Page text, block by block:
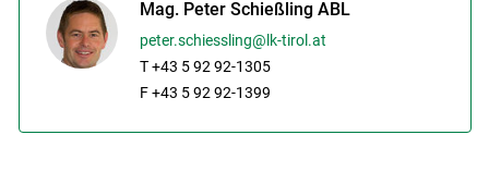
Mag. Peter Schießling ABL
peter.schiessling@lk-tirol.at
T +43 5 92 92-1305
F +43 5 92 92-1399